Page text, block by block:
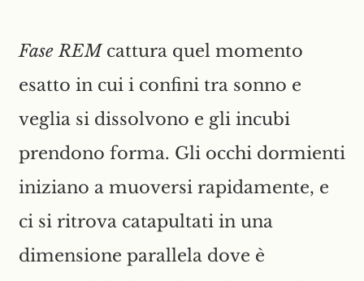
Fase REMcattura quel momento
esatto in cui i confini tra sonno e
veglia si dissolvono e gli incubi
prendono forma. Gli occhi dormienti
iniziano a muoversi rapidamente, e
ci si ritrova catapultati in una
dimensione parallela dove è